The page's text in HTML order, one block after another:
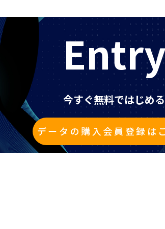
Entry
今すぐ無料ではじめる
データの購入会員登録は